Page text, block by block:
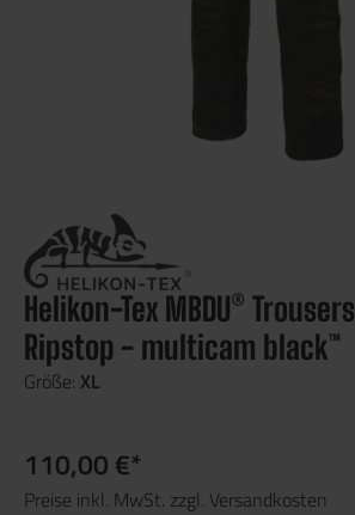
Helikon-Tex MBDU®
Ripstop - multicam black™
Größe: XL
110,00 €*
Preise inkl. MwSt. zzgl. Versandkosten